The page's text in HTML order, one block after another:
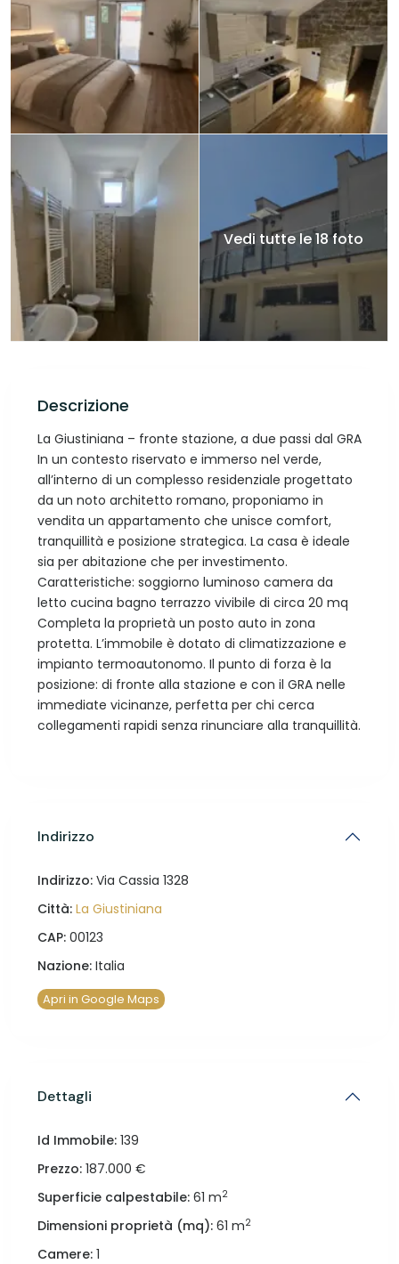
Vedi tutte le 18 foto
Descrizione
La Giustiniana – fronte stazione, a due passi dal GRA
In un contesto riservato e immerso nel verde,
all’interno di un complesso residenziale progettato
da un noto architetto romano, proponiamo in
vendita un appartamento che unisce comfort,
tranquillità e posizione strategica. La casa è ideale
sia per abitazione che per investimento.
Caratteristiche: soggiorno luminoso camera da
letto cucina bagno terrazzo vivibile di circa 20 mq
Completa la proprietà un posto auto in zona
protetta. L’immobile è dotato di climatizzazione e
impianto termoautonomo. Il punto di forza è la
posizione: di fronte alla stazione e con il GRA nelle
immediate vicinanze, perfetta per chi cerca
collegamenti rapidi senza rinunciare alla tranquillità.
Indirizzo
Indirizzo: Via Cassia 1328
Città: La Giustiniana
CAP: 00123
Nazione: Italia
Apri in Google Maps
Dettagli
Id Immobile: 139
Prezzo: 187.000 €
Superficie calpestabile: 61 m2
Dimensioni proprietà (mq): 61 m2
Camere: 1